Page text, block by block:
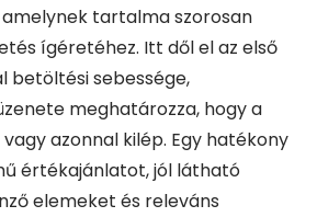
tartalma szorosan
ígéretéhez. Itt dől el az első
betöltési sebessége,
meghatározza, hogy a
azonnal kilép. Egy hatékony
értékajánlatot, jól látható
elemeket és releváns